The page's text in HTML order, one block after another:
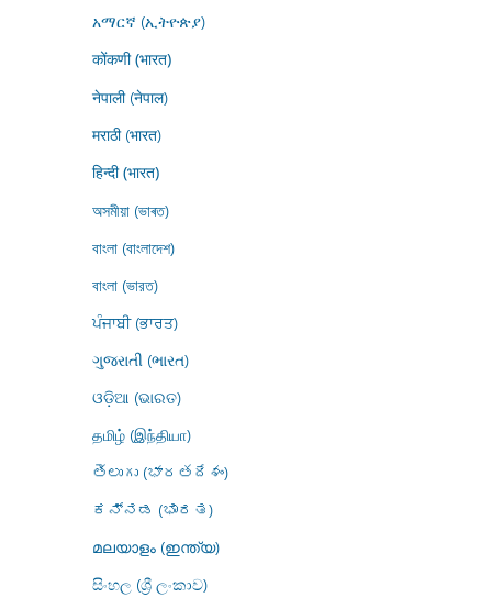
አማርኛ (ኢትዮጵያ)
कोंकणी (भारत)
नेपाली (नेपाल)
मराठी (भारत)
हिन्दी (भारत)
অসমীয়া (ভাৰত)
বাংলা (বাংলাদেশ)
বাংলা (ভারত)
ਪੰਜਾਬੀ (ਭਾਰਤ)
ગુજરાતી (ભારત)
ଓଡ଼ିଆ (ଭାରତ)
தமிழ் (இந்தியா)
తెలుగు (భారతదేశం)
ಕನ್ನಡ (ಭಾರತ)
മലയാളം (ഇന്ത്യ)
සිංහල (ශ්‍රී ලංකාව)